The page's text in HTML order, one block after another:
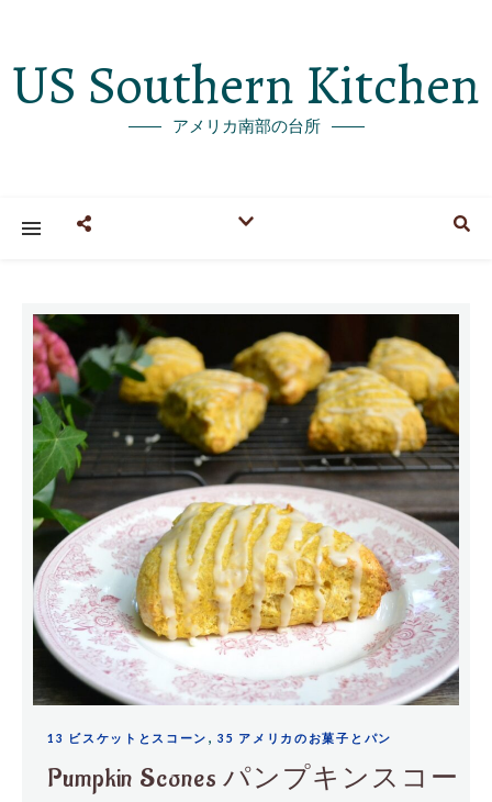
US Southern Kitchen
アメリカ南部の台所
13 ビスケットとスコーン ,35 アメリカのお菓子とパン
Pumpkin Scones パンプキンスコー